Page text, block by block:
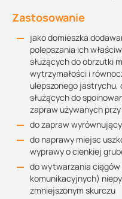
Zastosowanie
jako domieszka
polepszania ich
służących do obrzutki
wytrzymałości i
ulepszonego jastrychu,
służących do
zapraw używanych
do zapraw
do naprawy miejsc
wyprawy o cienkiej
do wytwarzania
komunikacyjnych)
zmniejszonym skurczu